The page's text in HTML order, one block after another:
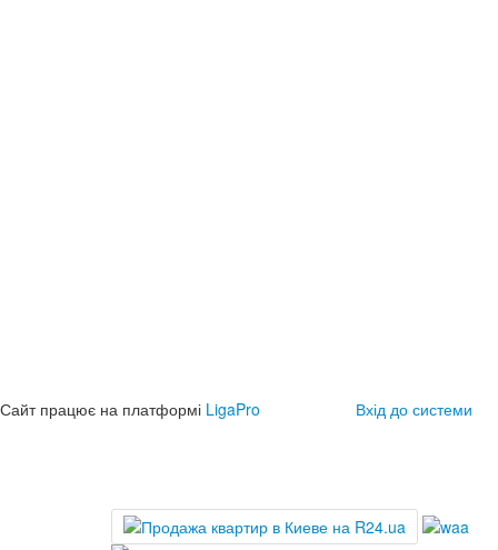
Сайт працює на платформі LigaPro Вхід до системи